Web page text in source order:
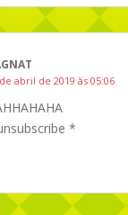
abril de 2019 às 05:06
*